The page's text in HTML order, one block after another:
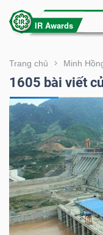
Trang chủ Minh
1605 bài viết
(-)
VIETSTOCK
CHỨNG
KHOÁN
DOANH
NGHIỆP